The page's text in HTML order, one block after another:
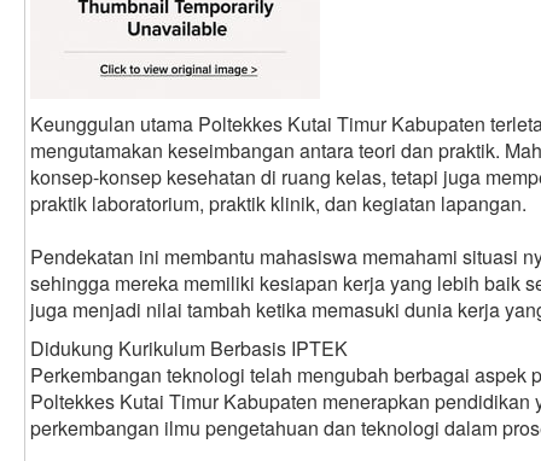
Keunggulan utama Poltekkes Kutai Timur Kabupaten
mengutamakan keseimbangan antara teori dan praktik.
konsep-konsep kesehatan di ruang kelas, tetapi juga
praktik laboratorium, praktik klinik, dan kegiatan lapangan.
Pendekatan ini membantu mahasiswa memahami situasi
sehingga mereka memiliki kesiapan kerja yang lebih baik
juga menjadi nilai tambah ketika memasuki dunia kerja
Didukung Kurikulum Berbasis IPTEK
Perkembangan teknologi telah mengubah berbagai aspek
Poltekkes Kutai Timur Kabupaten menerapkan pendidikan
perkembangan ilmu pengetahuan dan teknologi dalam